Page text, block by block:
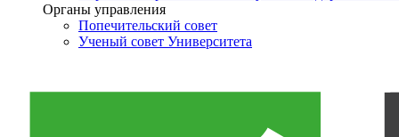
Органы управления
Попечительский совет
Ученый совет Университета